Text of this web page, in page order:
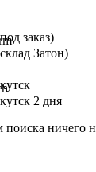
заказ)
Затон)
2 дня
ничего